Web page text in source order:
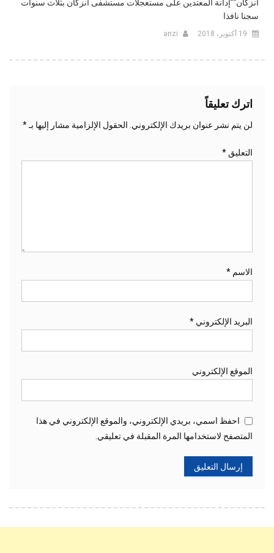
انزكان””إدانة المعتدين على مستعجلات مستشفى انزكان بثلاث سنوات
سجنا نافذا
19 أكتوبر، 2018 anzi
اترك تعليقاً
لن يتم نشر عنوان بريدك الإلكتروني. الحقول الإلزامية مشار إليها بـ*
التعليق *
الاسم *
البريد الإلكتروني *
الموقع الإلكتروني
احفظ اسمي، بريدي الإلكتروني، والموقع الإلكتروني في هذا
المتصفح لاستخدامها المرة المقبلة في تعليقي.